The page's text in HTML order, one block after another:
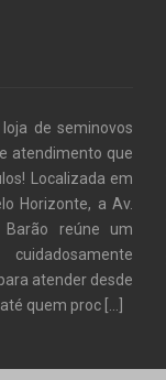
de seminovos
atendimento que
Localizada em
Horizonte, a Av.
reúne um
atender desde
quem proc